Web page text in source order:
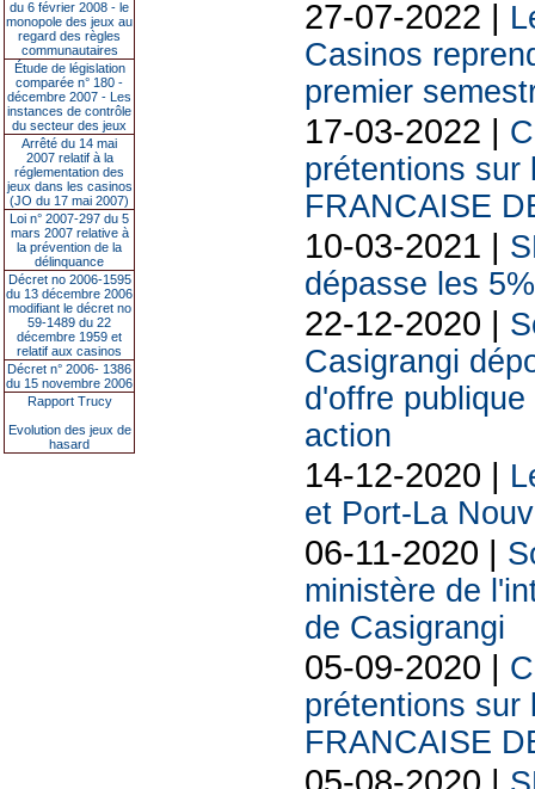
du 6 février 2008 - le
monopole des jeux au
regard des règles
communautaires
Étude de législation
comparée n° 180 -
décembre 2007 - Les
instances de contrôle
du secteur des jeux
Arrêté du 14 mai
2007 relatif à la
réglementation des
jeux dans les casinos
(JO du 17 mai 2007)
Loi n° 2007-297 du 5
mars 2007 relative à
la prévention de la
délinquance
Décret no 2006-1595
du 13 décembre 2006
modifiant le décret no
59-1489 du 22
décembre 1959 et
relatif aux casinos
Décret n° 2006- 1386
du 15 novembre 2006
Rapport Trucy
Evolution des jeux de
hasard
27-07-2022 |
Casinos
premier
17-03-2022 |
prétentions sur
FRANCAISE
10-03-2021 |
dépasse les
22-12-2020 |
Casigrangi
d'offre
action
14-12-2020 |
et Port-La
06-11-2020 |
ministère de
de Casigrangi
05-09-2020 |
prétentions sur
FRANCAISE